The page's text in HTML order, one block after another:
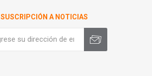
SUSCRIPCIÓN A NOTICIAS